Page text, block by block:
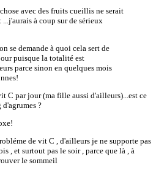
avec des fruits cueillis ne serait
à coup sur de sérieux
se demande à quoi cela sert de
puisque la totalité est
parce sinon en quelques mois
C par jour (ma fille aussi d'ailleurs)...est ce
?
de vit C , d'ailleurs je ne supporte pas
, et surtout pas le soir , parce que là , à
le sommeil